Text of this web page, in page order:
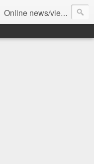
Online news/views JOURNAL... Connecting the community worldwide Editorial Director: Prem Chandran